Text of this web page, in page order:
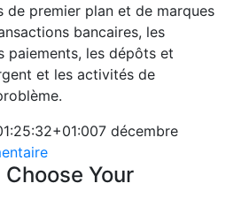
de premier plan et de marques
bancaires, les
paiements, les dépôts et
et les activités de
7 décembre
Your